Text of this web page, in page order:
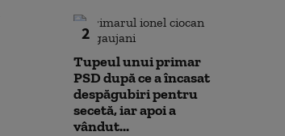
2
Tupeul unui primar
PSD după ce a încasat
despăgubiri pentru
secetă, iar apoi a
vândut...